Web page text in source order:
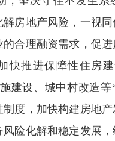
解房地产风险，一视
的合理融资需求，促
快推进保障性住房
建设、城中村改造等
度，加快构建房地产
风险化解和稳定发展